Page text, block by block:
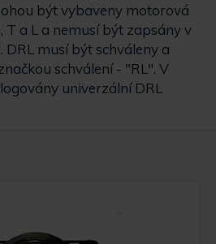
být vybaveny motorová
T a L a nemusí být zapsány v
DRL musí být schváleny a
schválení - "RL". V
univerzální DRL